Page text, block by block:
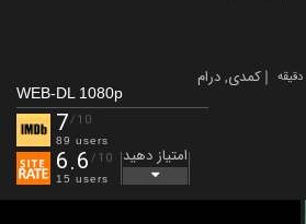
کمدی,درام
WEB-DL 1080p
7/10
89 users
6.6 /10
15 users
امتیاز دهید